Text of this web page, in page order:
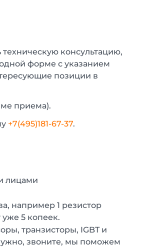
консультацию,
форме с указанием
позиции в
приема).
+7(495)181-67-37.
лицами
например 1 резистор
уже 5 копеек.
транзисторы, IGBT и
звоните, мы поможем